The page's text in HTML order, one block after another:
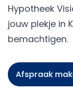
Hypotheek
jouw plekje in
bemachtigen.
Afspraak